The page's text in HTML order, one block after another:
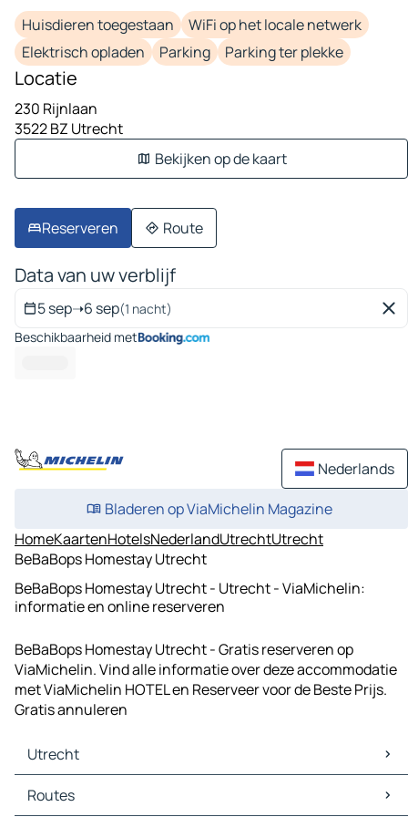
Huisdieren toegestaan
WiFi op het locale netwerk
Elektrisch opladen
Parking Parking ter plekke
Locatie
230 Rijnlaan
3522 BZ Utrecht
Bekijken op de kaart
Reserveren Route
Data van uw verblijf
5 sep➝6 sep(1 nacht)
Beschikbaarheid met
Nederlands
Bladeren op ViaMichelin Magazine
HomeKaartenHotelsNederlandUtrechtUtrecht
BeBaBops Homestay Utrecht
BeBaBops Homestay Utrecht - Utrecht - ViaMichelin:
informatie en online reserveren
BeBaBops Homestay Utrecht - Gratis reserveren op
ViaMichelin. Vind alle informatie over deze accommodatie
met ViaMichelin HOTEL en Reserveer voor de Beste Prijs.
Gratis annuleren
Utrecht
Utrecht Kaarten
Utrecht Verkeer
Routes